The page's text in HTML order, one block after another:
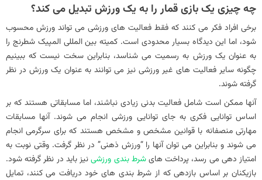
چه چیزی یک بازی قمار را به یک ورزش تبدیل می کند؟
برخی افراد فکر می کنند که فقط فعالیت های ورزشی می تواند ورزش محسوب
شود، اما این دیدگاه بسیار محدودی است. کمیته بین المللی المپیک شطرنج را
به عنوان یک ورزش به رسمیت می شناسد، بنابراین سخت نیست که ببینیم
چگونه سایر فعالیت های غیر ورزشی نیز می توانند به عنوان یک ورزش در نظر
گرفته شوند.
آنها ممکن است شامل فعالیت بدنی زیادی نباشند، اما مسابقاتی هستند که بر
اساس توانایی فکری به جای توانایی ورزشی انجام می شوند. آنها مسابقات
مهارتی منصفانه با قوانین مشخص و مشخص هستند که برای سرگرمی انجام
می شوند و بنابراین می توان آنها را “ورزش ذهنی” در نظر گرفت. وقتی نوبت به
امتیاز دهی می رسد، پرداخت هایشرط بندی ورزشینیز باید در نظر گرفته شود.
بازیکنان بر اساس بازدهی که از شرط‌ بندی‌ های خود دریافت می‌ کنند، تمایل